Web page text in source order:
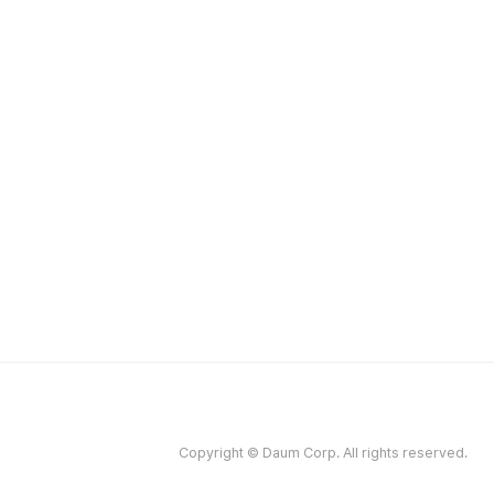
Copyright © Daum Corp. All rights reserved.